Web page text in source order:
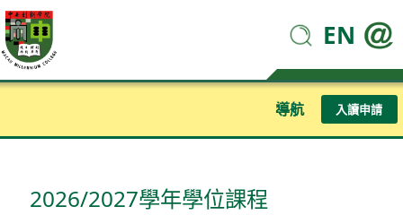
EN
導航 入讀申請
2026/2027學年學位課程